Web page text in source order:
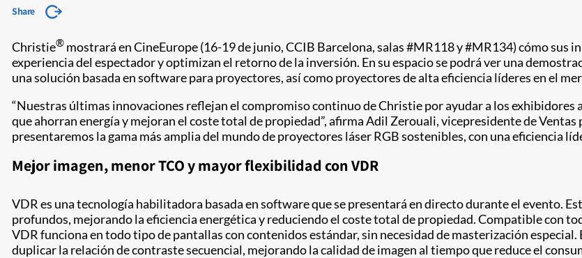
Share
Christie® mostrará en CineEurope (16-19 de junio, CCIB Barcelona, salas #MR118 y #MR134) cómo sus
experiencia del espectador y optimizan el retorno de la inversión. En su espacio se podrá ver una
una solución basada en software para proyectores, así como proyectores de alta eficiencia líderes en el
“Nuestras últimas innovaciones reflejan el compromiso continuo de Christie por ayudar a los exhibidores
que ahorran energía y mejoran el coste total de propiedad”, afirma Adil Zerouali, vicepresidente de
presentaremos la gama más amplia del mundo de proyectores láser RGB sostenibles, con una eficiencia
Mejor imagen, menor TCO y mayor flexibilidad con VDR
VDR es una tecnología habilitadora basada en software que se presentará en directo durante el evento.
profundos, mejorando la eficiencia energética y reduciendo el coste total de propiedad. Compatible con
VDR funciona en todo tipo de pantallas con contenidos estándar, sin necesidad de masterización
duplicar la relación de contraste secuencial, mejorando la calidad de imagen al tiempo que reduce el